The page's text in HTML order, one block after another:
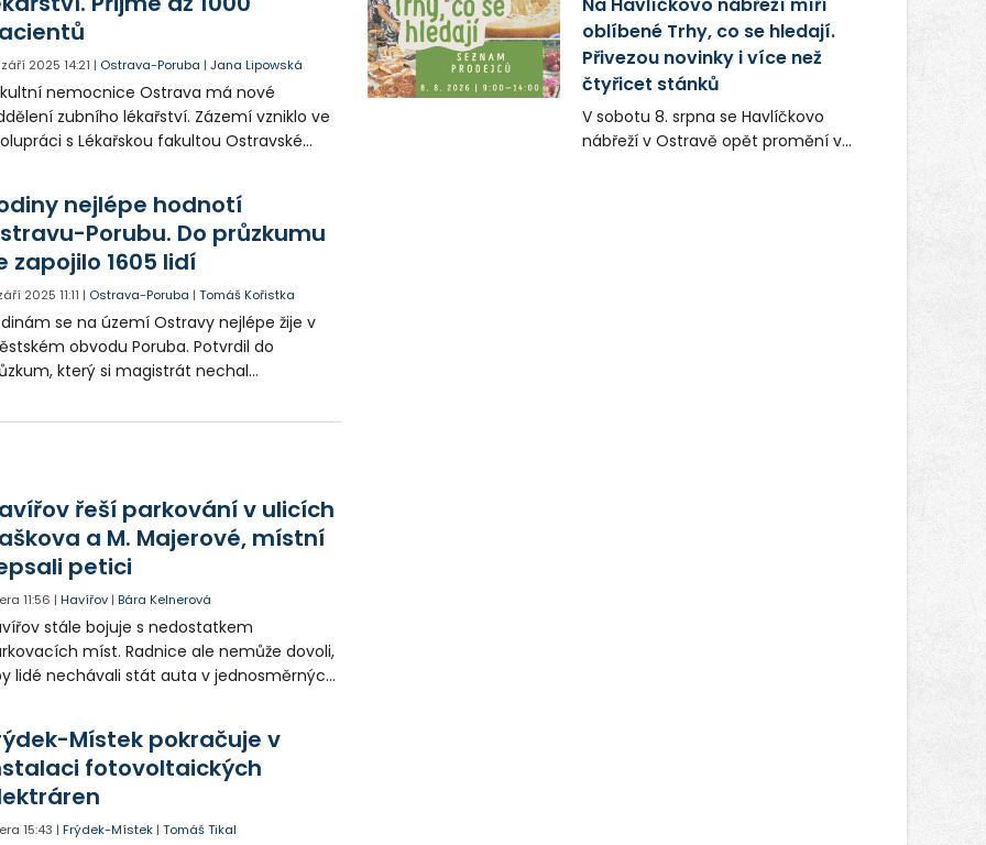
září 2025 14:21 | Ostrava-Poruba |Jana Lipowská
nemocnice Ostrava má nové
zubního lékařství. Zázemí vzniklo ve
s Lékařskou fakultou Ostravské
nejlépe hodnotí
Porubu. Do průzkumu
zapojilo 1605 lidí
září 2025 11:11 | Ostrava-Poruba |Tomáš Kořistka
se na území Ostravy nejlépe žije v
obvodu Poruba. Potvrdil do
který si magistrát nechal
poslouží v k naplňování koncepce
řeší parkování v ulicích
a M. Majerové, místní
petici
11:56 |Havířov |Bára Kelnerová
stále bojuje s nedostatkem
míst. Radnice ale nemůže dovoli,
lidé nechávali stát auta v jednosměrných
někteří obyvatelé rozhodli sepsat petici.
Místek pokračuje v
fotovoltaických
15:43 |Frýdek-Místek |Tomáš Tikal
součástí příběhu bývalého
boxerského šampiona Hoffa (Milan
Ondrík), jenž se po letech vrací do
světa vrcholových zápasů, tentokrát
v MMA.
zaměstnavatelem na Karvinsku a
firmou s obrovským potenciálem.
oblíbené Trhy, co se hledají.
Přivezou novinky i více než
čtyřicet stánků
V sobotu 8. srpna se Havlíčkovo
nábřeží v Ostravě opět promění v